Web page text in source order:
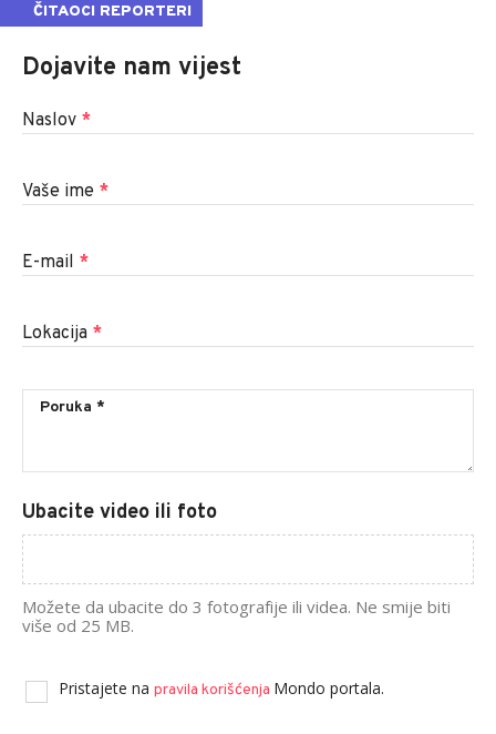
ČITAOCI REPORTERI
Dojavite nam vijest
Naslov *
Vaše ime *
E-mail *
Lokacija *
Ubacite video ili foto
Možete da ubacite do 3 fotografije ili videa. Ne smije biti
više od 25 MB.
Pristajete na pravila korišćenja Mondo portala.